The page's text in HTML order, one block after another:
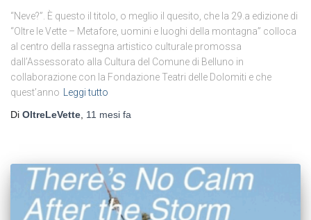
“Neve?”. È questo il titolo, o meglio il quesito, che la 29.a edizione di
“Oltre le Vette – Metafore, uomini e luoghi della montagna” colloca
al centro della rassegna artistico culturale promossa
dall’Assessorato alla Cultura del Comune di Belluno in
collaborazione con la Fondazione Teatri delle Dolomiti e che
quest’anno
Leggi tutto
Di OltreLeVette 11 mesi fa